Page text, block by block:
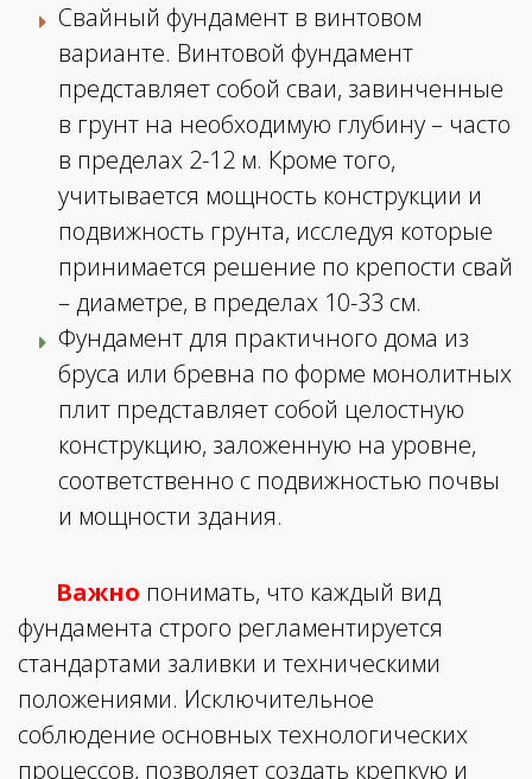
Свайный фундамент в винтовом
варианте. Винтовой фундамент
представляет собой сваи, завинченные
в грунт на необходимую глубину – часто
в пределах 2-12 м. Кроме того,
учитывается мощность конструкции и
подвижность грунта, исследуя которые
принимается решение по крепости свай
– диаметре, в пределах 10-33 см.
Фундамент для практичного дома из
бруса или бревна по форме монолитных
плит представляет собой целостную
конструкцию, заложенную на уровне,
соответственно с подвижностью почвы
и мощности здания.
Важно понимать, что каждый вид
фундамента строго регламентируется
стандартами заливки и техническими
положениями. Исключительное
соблюдение основных технологических
процессов, позволяет создать крепкую и